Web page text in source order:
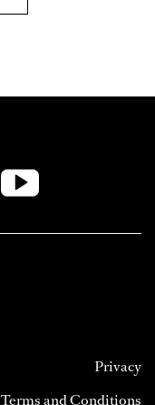
Privacy
Terms and Conditions